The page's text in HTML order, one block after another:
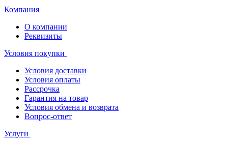
Компания
О компании
Реквизиты
Условия покупки
Условия доставки
Условия оплаты
Рассрочка
Гарантия на товар
Условия обмена и возврата
Вопрос-ответ
Услуги